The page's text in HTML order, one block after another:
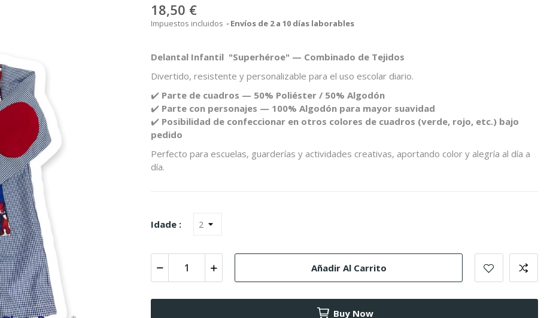
18,50 €
Impuestos incluidos Envíos de 2 a 10 días laborables
Delantal Infantil "Superhéroe" — Combinado de Tejidos
Divertido, resistente y personalizable para el uso escolar diario.
✔️ Parte de cuadros — 50% Poliéster / 50% Algodón
✔️ Parte con personajes — 100% Algodón para mayor suavidad
✔️ Posibilidad de confeccionar en otros colores de cuadros (verde, rojo, etc.) bajo
pedido
Perfecto para escuelas, guarderías y actividades creativas, aportando color y alegría al día a
día.
Idade :
Añadir Al Carrito
Buy Now